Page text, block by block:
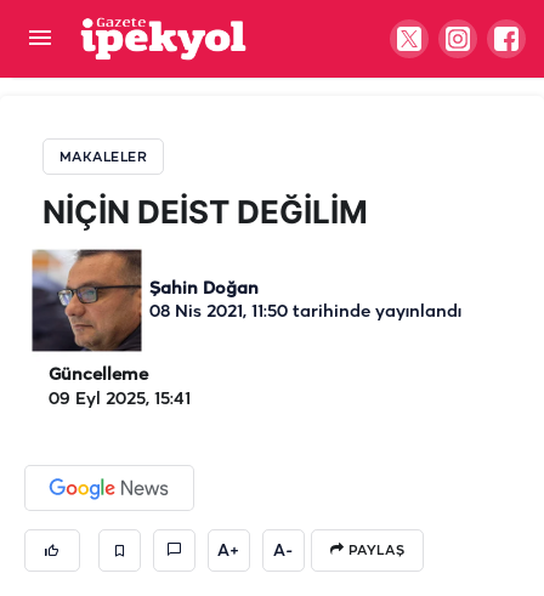
MAKALELER
NİÇİN DEİST DEĞİLİM
Şahin Doğan
08 Nis 2021, 11:50 tarihinde yayınlandı
Güncelleme
09 Eyl 2025, 15:41
A+ A- PAYLAŞ
NİÇİN DEİST DEĞİLİM